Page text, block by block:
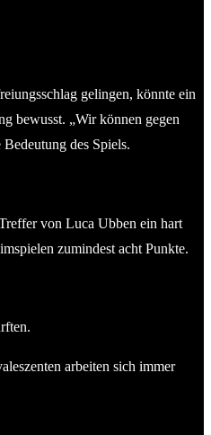
gelingen, könnte ein
bewusst. „Wir können gegen
des Spiels.
von Luca Ubben ein hart
zumindest acht Punkte.
arbeiten sich immer